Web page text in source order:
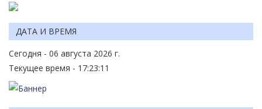
ДАТА И ВРЕМЯ
Сегодня - 06 августа 2026 г.
Текущее время - 17:23:11